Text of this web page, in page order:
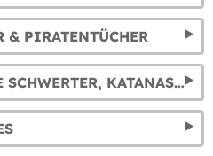
& PIRATENTÜCHER
PIRATEN KLASSISCHE SCHWERTER, KATANAS & ANDERE